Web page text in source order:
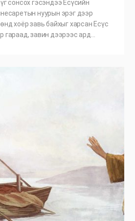
сонсох гэсэндээ Есүсийн
нуурын эрэг дээр
хоёр завь байхыг харсан Есүс
завин дээрээс ард…